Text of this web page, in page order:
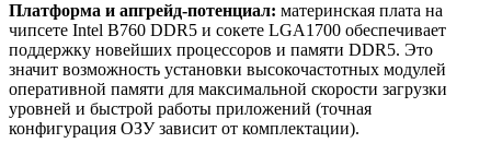
Платформа и апгрейд‑потенциал: материнская плата на
чипсете Intel B760 DDR5 и сокете LGA1700 обеспечивает
поддержку новейших процессоров и памяти DDR5. Это
значит возможность установки высокочастотных модулей
оперативной памяти для максимальной скорости загрузки
уровней и быстрой работы приложений (точная
конфигурация ОЗУ зависит от комплектации).